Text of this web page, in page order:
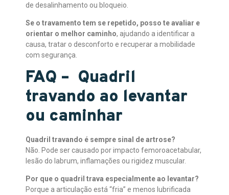
de desalinhamento ou bloqueio.
Se o travamento tem se repetido, posso te avaliar e
orientar o melhor caminho, ajudando a identificar a
causa, tratar o desconforto e recuperar a mobilidade
com segurança.
FAQ – Quadril
travando ao levantar
ou caminhar
Quadril travando é sempre sinal de artrose?
Não. Pode ser causado por impacto femoroacetabular,
lesão do labrum, inflamações ou rigidez muscular.
Por que o quadril trava especialmente ao levantar?
Porque a articulação está “fria” e menos lubrificada